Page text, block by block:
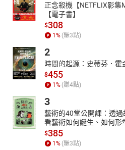
正念殺機【NETFLIX影集
【電子書】
$308
1 % (賺3點)
2
時間的起源：史蒂芬．霍
$455
1 % (賺4點)
3
藝術的40堂公開課：透
看藝術如何誕生、如何形
$385
1 % (賺3點)